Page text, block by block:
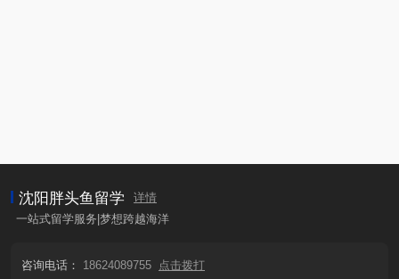
沈阳胖头鱼留学
详情
一站式留学服务|梦想跨越海洋
咨询电话： 18624089755 点击拨打